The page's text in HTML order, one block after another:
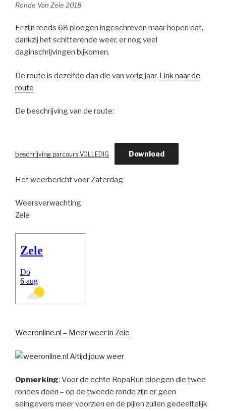
Ronde Van Zele 2018
Er zijn reeds 68 ploegen ingeschreven maar hopen dat,
dankzij het schitterende weer, er nog veel
daginschrijvingen bijkomen.
De route is dezelfde dan die van vorig jaar. Link naar de
route
De beschrijving van de route:
beschrijving parcours VOLLEDIG Download
Het weerbericht voor Zaterdag
Weersverwachting
Zele
Weeronline.nl – Meer weer in Zele
Opmerking: Voor de echte RopaRun ploegen die twee
rondes doen – op de tweede ronde zijn er geen
seingevers meer voorzien en de pijlen zullen gedeeltelijk